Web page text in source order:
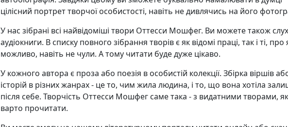
цілісний портрет творчої особистості, навіть не дивлячись на його
У нас зібрані всі найвідоміші твори Оттесси Мошфег. Ви можете також
аудіокниги. В списку повного зібрання творів є як відомі праці, так і ті, про
можливо, навіть не чули. А тому читати буде дуже цікаво.
У кожного автора є проза або поезія в особистій колекції. Збірка віршів
історій в різних жанрах - це то, чим жила людина, і то, що вона хотіла
після себе. Творчість Оттесси Мошфег саме така - з видатними творами,
варто прочитати.